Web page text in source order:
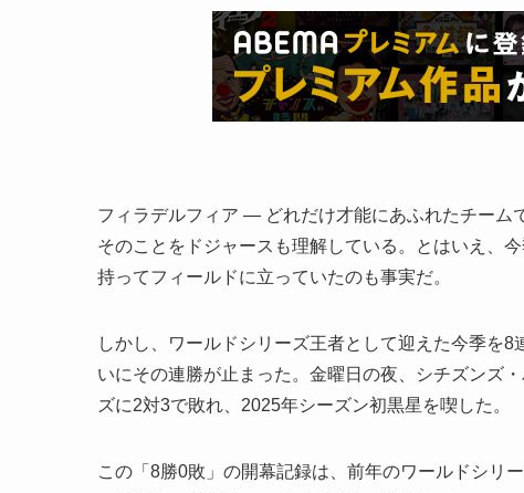
フィラデルフィア — どれだけ才能にあふれたチーム
そのことをドジャースも理解している。とはいえ、
持ってフィールドに立っていたのも事実だ。
しかし、ワールドシリーズ王者として迎えた今季を
いにその連勝が止まった。金曜日の夜、シチズンズ
ズに2対3で敗れ、2025年シーズン初黒星を喫した。
この「8勝0敗」の開幕記録は、前年のワールドシリ